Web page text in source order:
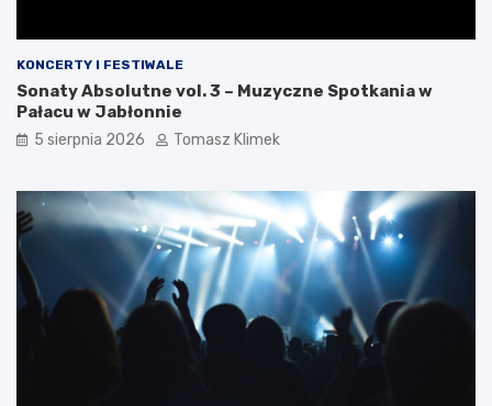
KONCERTY I FESTIWALE
Sonaty Absolutne vol. 3 – Muzyczne Spotkania w
Pałacu w Jabłonnie
5 sierpnia 2026 Tomasz Klimek